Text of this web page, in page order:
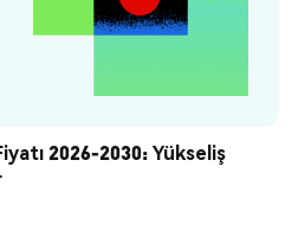
2026-2030: Yükseliş